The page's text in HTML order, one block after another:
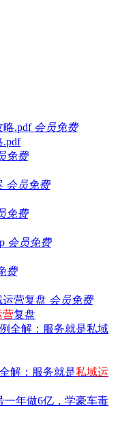
会员免费
.pdf
免费
会员免费
免费
会员免费
费
会员免费
营复盘
解：服务就是私域运